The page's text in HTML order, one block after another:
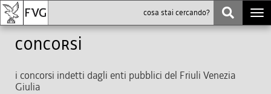
Concorsi
i concorsi indetti dagli enti pubblici del Friuli Venezia
Giulia